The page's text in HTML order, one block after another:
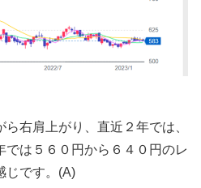
右肩上がり、直近２年では、
は５６０円から６４０円のレ
じです。(A)